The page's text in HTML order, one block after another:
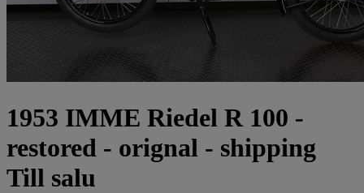
1953 IMME Riedel R 100 -
restored - orignal - shipping
Till salu